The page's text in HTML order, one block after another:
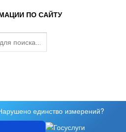
ПО САЙТУ
единство измерений?